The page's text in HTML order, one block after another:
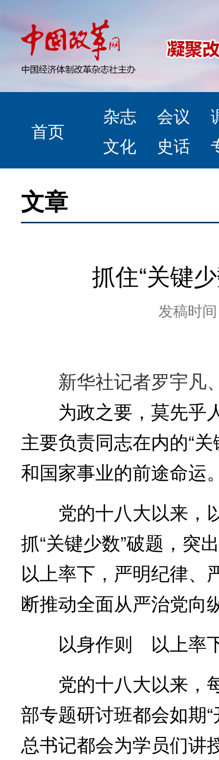
首页
杂志 会议
文化
史话
文章
抓住“关键
发稿时
新华社记者罗宇凡
为政之要，莫先乎
主要负责同志在内的“
和国家事业的前途命运
党的十八大以来，
抓“关键少数”破题，突
以上率下，严明纪律、
断推动全面从严治党向
以身作则 以上率下
党的十八大以来，
部专题研讨班都会如期
总书记都会为学员们讲